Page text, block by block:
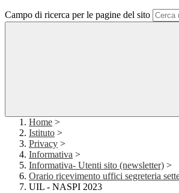
Campo di ricerca per le pagine del sito
Home >
Istituto >
Privacy >
Informativa >
Informativa- Utenti sito (newsletter) >
Orario ricevimento uffici segreteria
UIL - NASPI 2023